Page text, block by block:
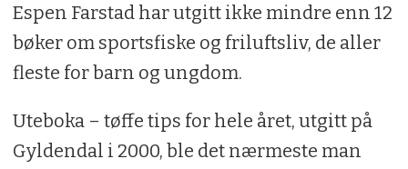
Espen Farstad har utgitt ikke mindre enn 12
bøker om sportsfiske og friluftsliv, de aller
fleste for barn og ungdom.
Uteboka – tøffe tips for hele året, utgitt på
Gyldendal i 2000, ble det nærmeste man